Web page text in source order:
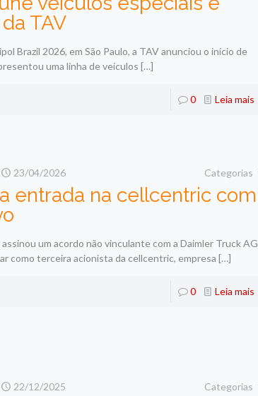
TAV
Brazil 2026, em São Paulo, a TAV anunciou o início de
uma linha de veículos […]
0 Leia mais
23/04/2026 Categorias
entrada na cellcentric com
um acordo não vinculante com a Daimler Truck AG
como terceira acionista da cellcentric, empresa […]
0 Leia mais
22/12/2025 Categorias